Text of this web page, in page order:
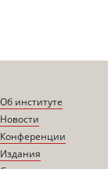
Об институте
Новости
Конференции
Издания